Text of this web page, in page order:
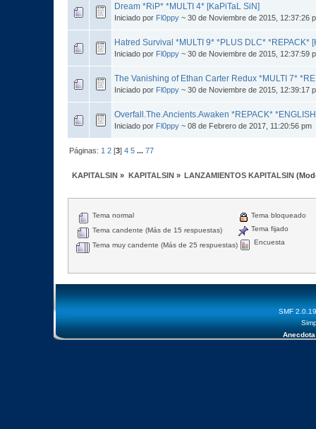
Dream *RiP* *MULTI 4* [KaPiTaL SiN]
Iniciado por Fl0ppy ~ 30 de Noviembre de 2015, 12:37:26
Hatred Survival *MULTI 9* *PLUS DLC* *REPACK*
Iniciado por Fl0ppy ~ 30 de Noviembre de 2015, 12:37:59
The Vanishing of Ethan Carter Redux *MULTI 7*
Iniciado por Fl0ppy ~ 30 de Noviembre de 2015, 12:39:17
Overfall.The.Ancients.Awaken *REPACK*
Iniciado por Fl0ppy ~ 08 de Febrero de 2017, 11:20:56 pm
Páginas: 1 2 [3]4 5 ...77
KAPITALSIN » KAPITALSIN» LANZAMIENTOS KAPITALSIN
Tema normal
Tema candente (Más de 15 respuestas)
Tema muy candente (Más de 25 respuestas)
Tema bloqueado
Tema fijado
Encuesta
SMF 2.0.19
Anecdota